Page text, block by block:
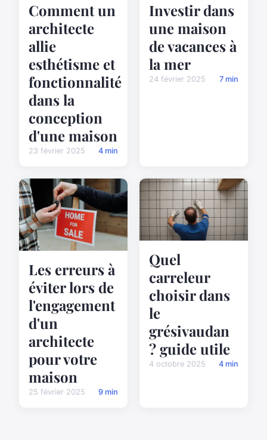
Comment un
architecte
allie
esthétisme et
fonctionnalité
dans la
conception
d'une maison
23 février 2025 4 min
Investir dans
une maison
de vacances à
la mer
24 février 2025 7 min
Les erreurs à
éviter lors de
l'engagement
d'un
architecte
pour votre
maison
25 février 2025 9 min
Quel
carreleur
choisir dans
le
grésivaudan
? guide utile
4 octobre 2025 4 min